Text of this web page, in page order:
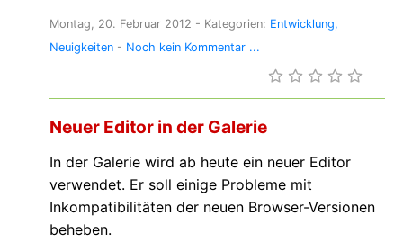
Montag, 20. Februar 2012 - Kategorien: Entwicklung
Neuigkeiten - Noch kein Kommentar ...
Neuer Editor in der Galerie
In der Galerie wird ab heute ein neuer Editor
verwendet. Er soll einige Probleme mit
Inkompatibilitäten der neuen Browser-Versionen
beheben.